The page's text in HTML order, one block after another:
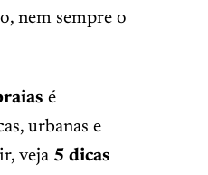
nem sempre o
é
urbanas e
veja 5 dicas